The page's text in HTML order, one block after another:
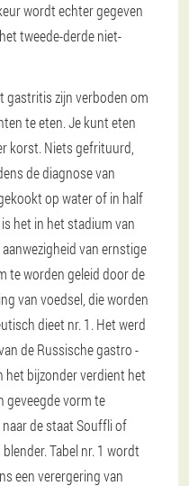
wordt echter gegeven
tweede-derde niet-
gastritis zijn verboden om
te eten. Je kunt eten
korst. Niets gefrituurd,
de diagnose van
op water of in half
het in het stadium van
van ernstige
te worden geleid door de
van voedsel, die worden
dieet nr. 1. Het werd
de Russische gastro -
het bijzonder verdient het
geveegde vorm te
de staat Souffli of
Tabel nr. 1 wordt
een verergering van